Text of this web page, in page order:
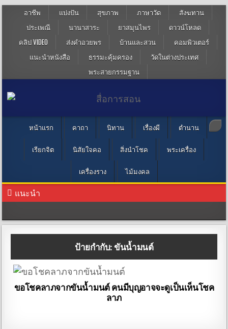
อาชีพ แบ่งปัน สุขภาพ ภาษาวัด
สังฆทาน
ประเพณี
นานาสาระ ยาสมุนไพร
ดาวน์โหลด
คลิป VIDEO
ส่งคำอวยพร บ้านและสวน
คอมพิวเตอร์
แนะนำหนังสือ
ธรรมะคุ้มครอง
วัดในต่างประเทศ
พระสายกรรมฐาน
หน้าแรก คาถา นิทาน เรื่องผี ตำนาน
เรียกจิต นิสัยใจคอ สิ่งนำโชค พระเครื่อง
เครื่องราง ไม้มงคล
แนะนำ
ป้ายกำกับ:ขันน้ำมนต์
ขอโชคลาภจากขันน้ำมนต์ คนมีบุญอาจจะดูเป็นเห็นโชค
ลาภ